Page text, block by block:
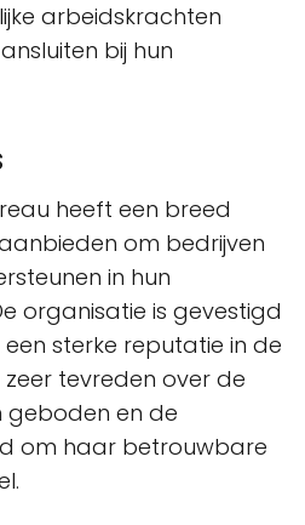
arbeidskrachten
bij hun
heeft een breed
om bedrijven
in hun
organisatie is gevestigd
sterke reputatie in de
zeer tevreden over de
geboden en de
om haar betrouwbare